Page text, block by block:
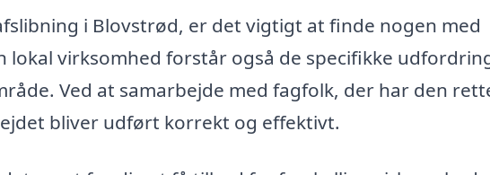
i Blovstrød, er det vigtigt at finde nogen med
lokal virksomhed forstår også de specifikke
Ved at samarbejde med fagfolk, der har den
bliver udført korrekt og effektivt.